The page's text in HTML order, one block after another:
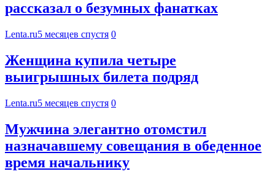
рассказал о безумных фанатках
Lenta.ru5 месяцев спустя 0
Женщина купила четыре
выигрышных билета подряд
Lenta.ru5 месяцев спустя 0
Мужчина элегантно отомстил
назначавшему совещания в обеденное
время начальнику